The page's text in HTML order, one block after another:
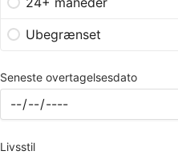
Ubegrænset
Seneste overtagelsesdato
Livsstil